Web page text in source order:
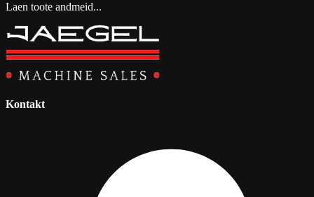
Laen toote andmeid...
Kontakt